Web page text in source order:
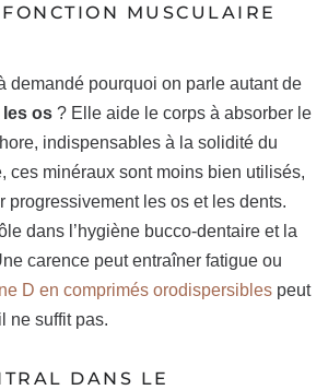
MUSCULAIRE
demandé pourquoi on parle autant de
os ? Elle aide le corps à absorber le
indispensables à la solidité du
ces minéraux sont moins bien utilisés,
progressivement les os et les dents.
dans l’hygiène bucco-dentaire et la
carence peut entraîner fatigue ou
D en comprimés orodispersibles peut
ne suffit pas.
DANS LE